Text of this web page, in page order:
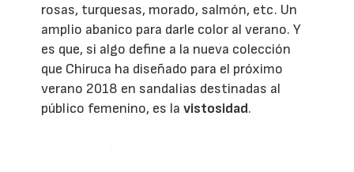
rosas, turquesas, morado, salmón, etc. Un
amplio abanico para darle color al verano. Y
es que, si algo define a la nueva colección
que Chiruca ha diseñado para el próximo
verano 2018 en sandalias destinadas al
público femenino, es lavistosidad.